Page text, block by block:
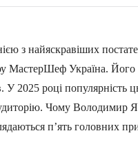
з найяскравіших
МастерШеф Україна. Його
У 2025 році популярність
Чому Володимир
п’ять головних